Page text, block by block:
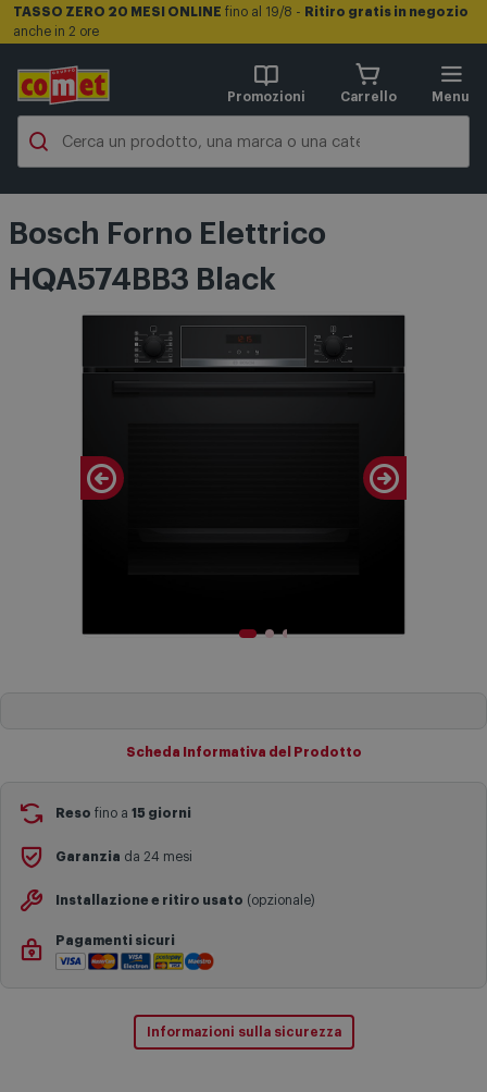
TASSO ZERO 20 MESI ONLINE fino al 19/8 - Ritiro gratis in negozio
anche in 2 ore
Promozioni Carrello Menu
Bosch Forno Elettrico
HQA574BB3 Black
Scheda Informativa del Prodotto
Reso fino a 15 giorni
Garanzia da 24 mesi
Installazione e ritiro usato (opzionale)
Pagamenti sicuri
Informazioni sulla sicurezza